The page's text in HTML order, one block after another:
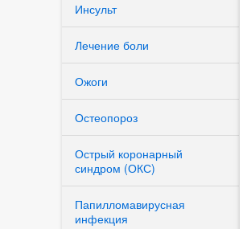
Инсульт
Лечение боли
Ожоги
Остеопороз
Острый коронарный
синдром (ОКС)
Папилломавирусная
инфекция